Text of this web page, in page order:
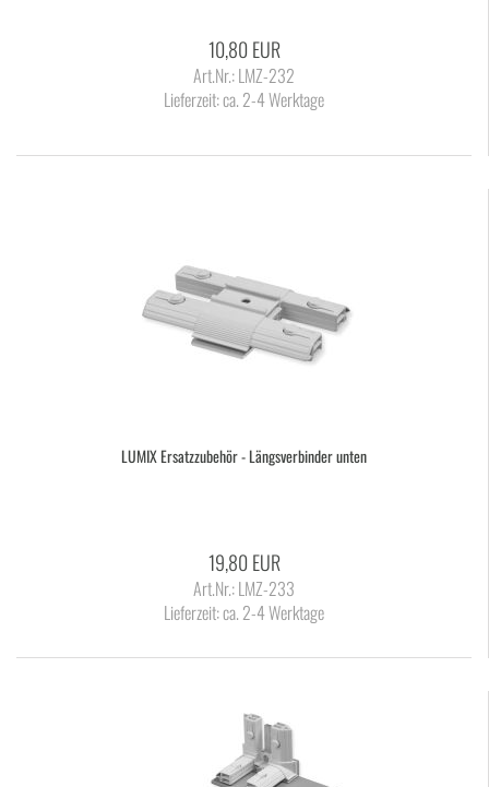
10,80 EUR
Art.Nr.: LMZ-232
Lieferzeit:ca. 2-4 Werktage
LUMIX Er­satz­zu­be­hör - Längs­ver­bin­der unten
19,80 EUR
Art.Nr.: LMZ-233
Lieferzeit:ca. 2-4 Werktage